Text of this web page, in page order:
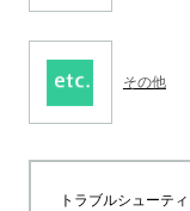
その他
トラブルシューテ